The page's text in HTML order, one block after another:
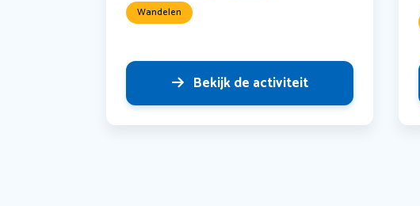
Wandelen
Bekijk de activiteit